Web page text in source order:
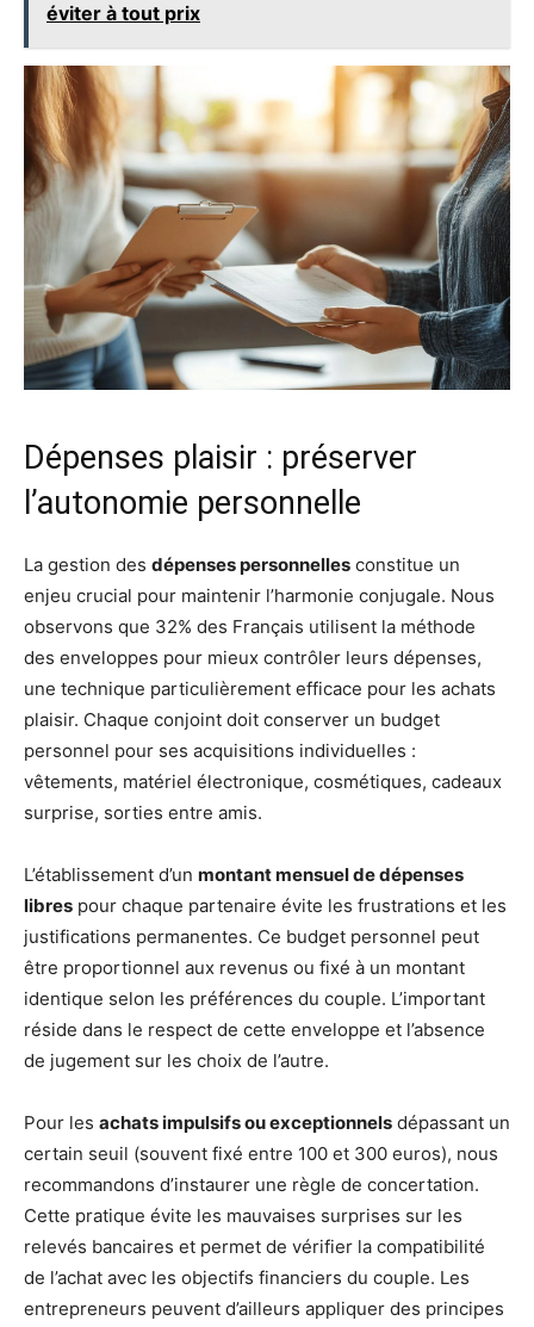
éviter à tout prix
Dépenses plaisir : préserver
l’autonomie personnelle
La gestion des dépenses personnelles constitue un
enjeu crucial pour maintenir l’harmonie conjugale. Nous
observons que 32% des Français utilisent la méthode
des enveloppes pour mieux contrôler leurs dépenses,
une technique particulièrement efficace pour les achats
plaisir. Chaque conjoint doit conserver un budget
personnel pour ses acquisitions individuelles :
vêtements, matériel électronique, cosmétiques, cadeaux
surprise, sorties entre amis.
L’établissement d’un montant mensuel de dépenses
libres pour chaque partenaire évite les frustrations et les
justifications permanentes. Ce budget personnel peut
être proportionnel aux revenus ou fixé à un montant
identique selon les préférences du couple. L’important
réside dans le respect de cette enveloppe et l’absence
de jugement sur les choix de l’autre.
Pour les achats impulsifs ou exceptionnels dépassant un
certain seuil (souvent fixé entre 100 et 300 euros), nous
recommandons d’instaurer une règle de concertation.
Cette pratique évite les mauvaises surprises sur les
relevés bancaires et permet de vérifier la compatibilité
de l’achat avec les objectifs financiers du couple. Les
entrepreneurs peuvent d’ailleurs appliquer des principes